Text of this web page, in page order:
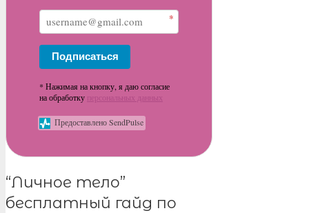
*
Подписаться
* Нажимая на кнопку, я даю согласие
на обработку персональных данных
Предоставлено SendPulse
“Личное тело”
бесплатный гайд по